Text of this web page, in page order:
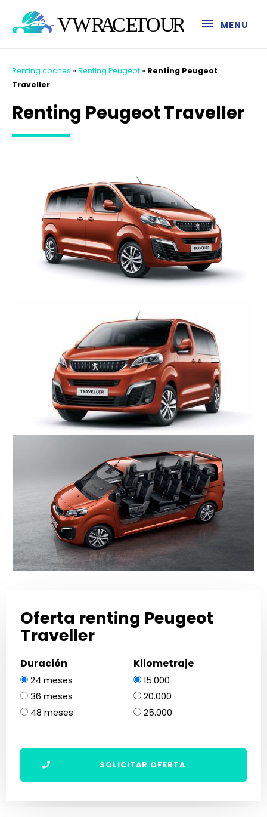
MENU
Renting coches » Renting Peugeot» Renting Peugeot
Traveller
Renting Peugeot Traveller
Oferta renting Peugeot
Traveller
Duración
24 meses
36 meses
48 meses
Kilometraje
15.000
20.000
25.000
SOLICITAR OFERTA